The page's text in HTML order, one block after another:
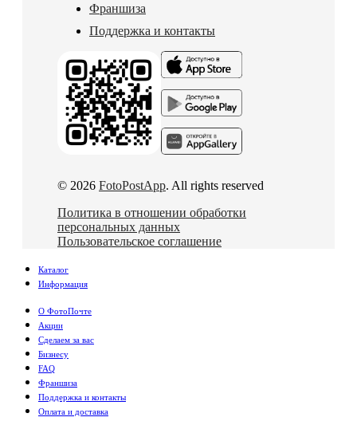
Франшиза
Поддержка и контакты
© 2026 FotoPostApp. All rights reserved
Политика в отношении обработки
персональных данных
Пользовательское соглашение
Каталог
Информация
О ФотоПочте
Акции
Сделаем за вас
Бизнесу
FAQ
Франшиза
Поддержка и контакты
Оплата и доставка